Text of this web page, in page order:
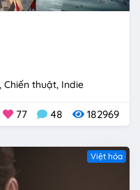
Chiến thuật Indie
77 48 182969
Việt hóa